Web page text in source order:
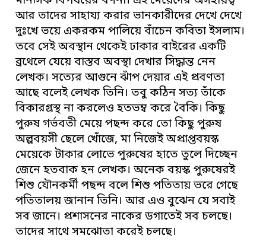
আর তাদের সাহায্য করার ভানকারীদের দেখে দেখে
দুঃখে ভয়ে একরকম পালিয়ে বাঁচেন কবিতা ইসলাম।
তবে সেই অবস্থান থেকেই ঢাকার বাইরের একটি
ব্রথেলে যেয়ে বাস্তব অবস্থা দেখার সিদ্ধান্ত নেন
লেখক। সত্যের আগুনে ঝাঁপ দেয়ার এই প্রবণতা
আছে বলেই লেখক তিনি। তবু কঠিন সত্য তাঁকে
বিকারগ্রস্থ না করলেও হতভম্ব করে বৈকি। কিছু
পুরুষ গর্ভবতী মেয়ে পছন্দ করে তো কিছু পুরুষ
অল্পবয়সী ছেলে খোঁজে, মা নিজেই অপ্রাপ্তবয়স্ক
মেয়েকে টাকার লোভে পুরুষের হাতে তুলে দিচ্ছেন
জেনে হতবাক হন লেখক। অনেক বয়স্ক পুরুষেরই
শিশু যৌনকর্মী পছন্দ বলে শিশু পতিতায় ভরে গেছে
পতিতালয় জানান তিনি। আর এও বুঝেন যে সবাই
সব জানে। প্রশাসনের নাকের ডগাতেই সব চলছে।
তাদের সাথে সমঝোতা করেই চলছে।